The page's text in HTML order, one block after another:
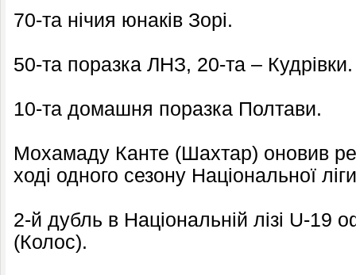
70-та нічия юнаків Зорі.
50-та поразка ЛНЗ, 20-та – Кудрівки.
10-та домашня поразка Полтави.
Мохамаду Канте (Шахтар) оновив
ході одного сезону Національної
2-й дубль в Національній лізі U-
(Колос).